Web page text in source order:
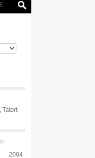
Tatort
2004